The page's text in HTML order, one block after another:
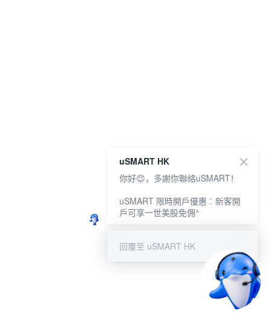
uSMART HK
你好😊，多謝你聯絡uSMART！
uSMART 限時開戶優惠︰新客開
戶可享一世美股免佣^
回覆至 uSMART HK